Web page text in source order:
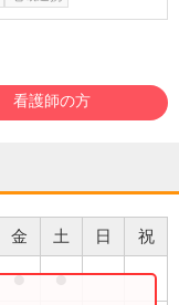
看護師の方
金 土 日 祝
● ●